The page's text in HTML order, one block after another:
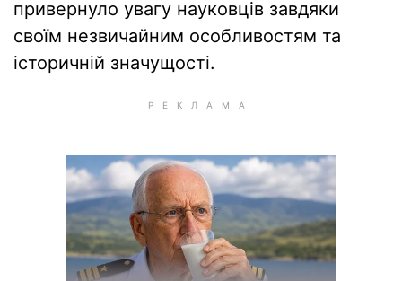
привернуло увагу науковців завдяки
своїм незвичайним особливостям та
історичній значущості.